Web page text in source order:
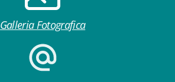
Galleria Fotografica